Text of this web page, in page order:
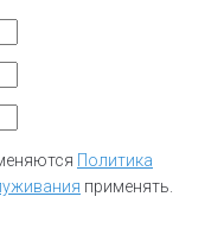
Политика
применять.